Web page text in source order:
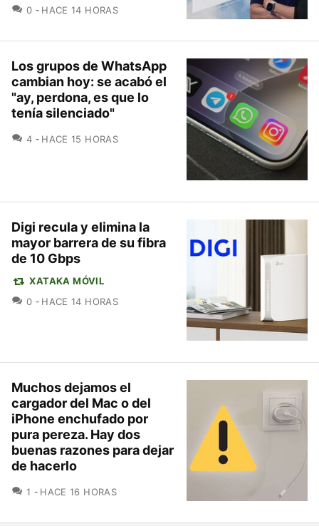
0 COMENTARIOS
HACE 14 HORAS
Los grupos de WhatsApp
cambian hoy: se acabó el
"ay, perdona, es que lo
tenía silenciado"
4 COMENTARIOS
HACE 15 HORAS
Digi recula y elimina la
mayor barrera de su fibra
de 10 Gbps
XATAKA MÓVIL
0 COMENTARIOS
HACE 14 HORAS
Muchos dejamos el
cargador del Mac o del
iPhone enchufado por
pura pereza. Hay dos
buenas razones para dejar
de hacerlo
1 COMENTARIOS
HACE 16 HORAS